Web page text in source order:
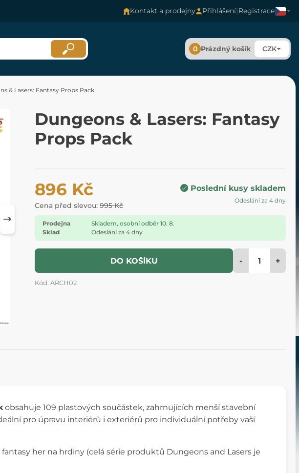
Kontakt a prodejny Přihlášení|Registrace
0 Prázdný košík CZK
& Lasers: Fantasy Props Pack
Dungeons & Lasers: Fantasy
Props Pack
896 Kč
Cena před slevou: 995 Kč
Poslední kusy skladem
Odeslání za 4 dny
Prodejna
Skladem, osobní odběr 10. 8.
Sklad
Odeslání za 4 dny
DO KOŠÍKU - +
Kód: ARCH02
obsahuje 109 plastových součástek, zahrnujících menší stavební
pro úpravu interiérů i exteriérů pro individuální potřeby vaší
her na hrdiny (celá série produktů Dungeons and Lasers je